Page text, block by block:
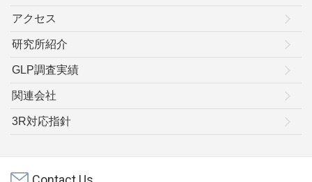
アクセス
研究所紹介
GLP調査実績
関連会社
3R対応指針